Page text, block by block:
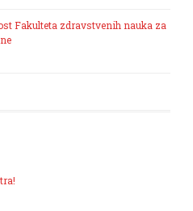
Fakulteta zdravstvenih nauka za